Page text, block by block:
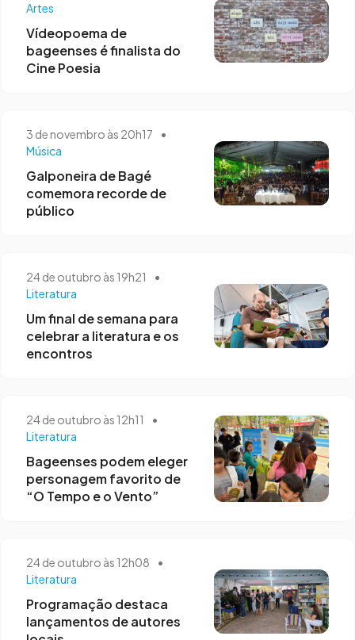
Artes
Vídeopoema de
bageenses é finalista do
Cine Poesia
3 de novembro às 20h17
•
Música
Galponeira de Bagé
comemora recorde de
público
24 de outubro às 19h21
•
Literatura
Um final de semana para
celebrar a literatura e os
encontros
24 de outubro às 12h11
•
Literatura
Bageenses podem eleger
personagem favorito de
“O Tempo e o Vento”
24 de outubro às 12h08
•
Literatura
Programação destaca
lançamentos de autores